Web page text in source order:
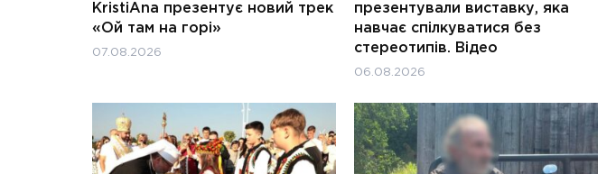
KristiAna презентує новий трек
«Ой там на горі»
07.08.2026
презентували виставку, яка
навчає спілкуватися без
стереотипів. Відео
06.08.2026